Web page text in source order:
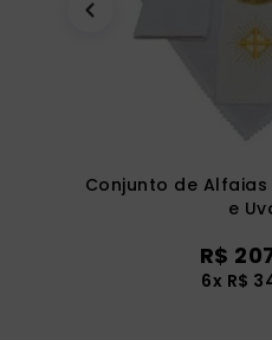
Conjunto de
e
R$
6x R$